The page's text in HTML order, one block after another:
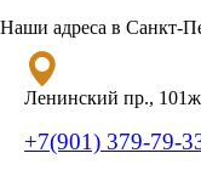
Наши адреса в Санкт-
Ленинский пр., 101ж
+7(901) 379-79-